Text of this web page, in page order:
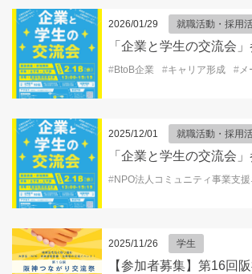
2026/01/29 就職活動・採用
「企業と学生の交流会
#BtoB企業 #キャリア形成 #
2025/12/01 就職活動・採用
「企業と学生の交流会
#NPO法人コミュニティ事業支援
2025/11/26 学生